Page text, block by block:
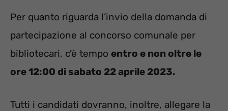
Per quanto riguarda l’invio della domanda di
partecipazione al concorso comunale per
bibliotecari, c’è tempo entro e non oltre le
ore 12:00 di sabato 22 aprile 2023.
Tutti i candidati dovranno, inoltre, allegare la